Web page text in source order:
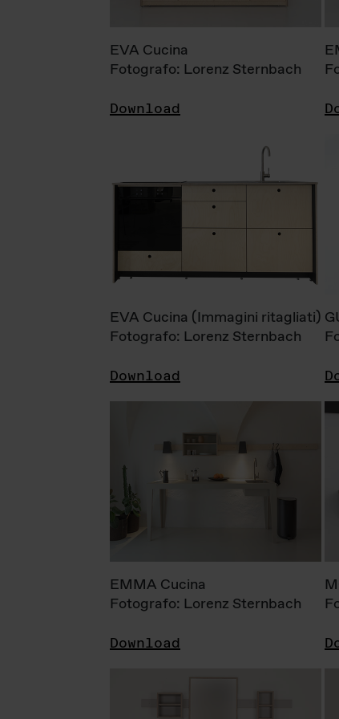
EVA Cucina
Fotografo: Lorenz Sternbach
Download
EVA Cucina (Immagini ritagliati)
Fotografo: Lorenz Sternbach
Download
EMMA Cucina
Fotografo: Lorenz Sternbach
Download